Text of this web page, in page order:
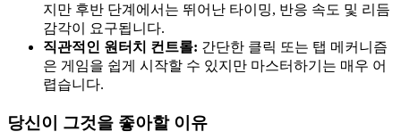
지만 후반 단계에서는 뛰어난 타이밍, 반응 속도 및 리듬
감각이 요구됩니다.
직관적인 원터치 컨트롤: 간단한 클릭 또는 탭 메커니즘
은 게임을 쉽게 시작할 수 있지만 마스터하기는 매우 어
렵습니다.
당신이 그것을 좋아할 이유